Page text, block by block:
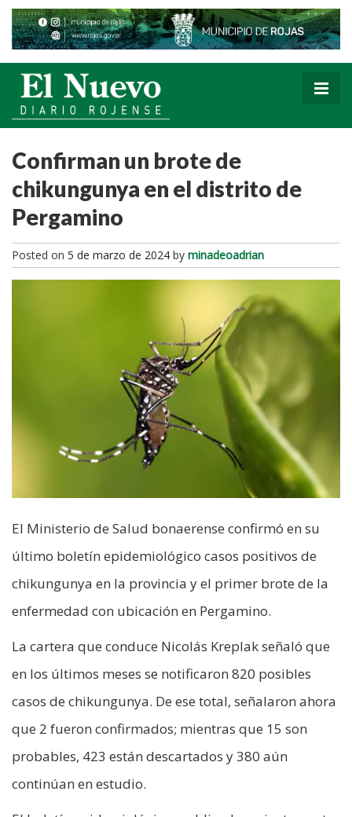
Confirman un brote de
chikungunya en el distrito de
Pergamino
Posted on 5 de marzo de 2024 by minadeoadrian
El Ministerio de Salud bonaerense confirmó en su
último boletín epidemiológico casos positivos de
chikungunya en la provincia y el primer brote de la
enfermedad con ubicación en Pergamino.
La cartera que conduce Nicolás Kreplak señaló que
en los últimos meses se notificaron 820 posibles
casos de chikungunya. De ese total, señalaron ahora
que 2 fueron confirmados; mientras que 15 son
probables, 423 están descartados y 380 aún
continúan en estudio.